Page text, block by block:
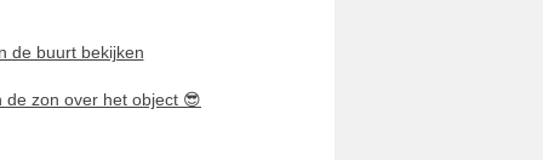
de buurt bekijken
de zon over het object 😎